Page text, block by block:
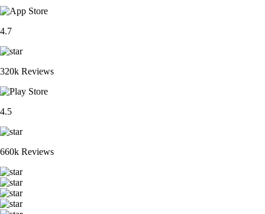
4.7
320k Reviews
4.5
660k Reviews